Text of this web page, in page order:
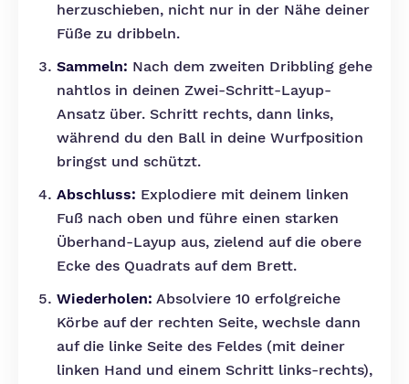
herzuschieben, nicht nur in der Nähe deiner
Füße zu dribbeln.
Sammeln: Nach dem zweiten Dribbling gehe
nahtlos in deinen Zwei-Schritt-Layup-
Ansatz über. Schritt rechts, dann links,
während du den Ball in deine Wurfposition
bringst und schützt.
Abschluss: Explodiere mit deinem linken
Fuß nach oben und führe einen starken
Überhand-Layup aus, zielend auf die obere
Ecke des Quadrats auf dem Brett.
Wiederholen: Absolviere 10 erfolgreiche
Körbe auf der rechten Seite, wechsle dann
auf die linke Seite des Feldes (mit deiner
linken Hand und einem Schritt links-rechts),